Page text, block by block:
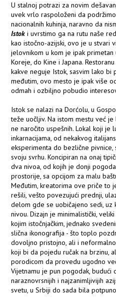
U stalnoj potrazi za novim
uvek vrlo raspoloženi da
nacionalnih kuhinja, naravno da
Istok i uvrstimo ga na rutu naše
kao istočno-azijski, ovo je u stvari
jelovnikom u kom je ipak primetan
Koreje, do Kine i Japana.
kakve neguje Istok, sasvim lako
međutim, ovo mesto je ipak više
odmah i ozbiljno pobudio
Istok se nalazi na Dorćolu, u
teže uočljiv. Na istom mestu već
ne naročito uspešnih. Lokal koji je
inkarnacijama, od nekakvog
eksperimenta do bezlične pivnice,
svoju svrhu. Koncipiran na onaj
dva nivoa, od kojih je donji
prostorije, sa opcijom za malu
Međutim, kreatorima ove priče to
rešili, vešto povezujući prednji,
delom gde se uobičajeno sedi, uz
nivou. Dizajn je minimalistički,
kojim istočnjačkim, jednako
slična ikonografija - što toplo
dovoljno pristojno, ali i
koji bi da pojedu ručak na brzinu,
porodicom da provedu ugodno
Vijetnamu je pun pogodak, budući
naraznovrsnijih i najzanimljivijih
svetu, u Srbiji do sada bila